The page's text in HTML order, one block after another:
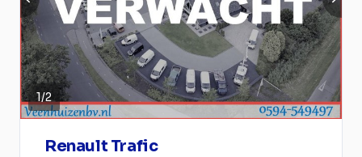
1/2
Renault Trafic